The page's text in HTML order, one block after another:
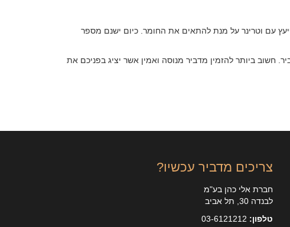
עם וטרינר על מנת להתאים את החומר. כיום ישנם מספר
ביותר להזמין מדביר מנוסה ואמין אשר יציג בפניכם את
צריכים מדביר עכשיו?
חברת אלי כהן בע"מ
לבנדה 30, תל אביב
טלפון: